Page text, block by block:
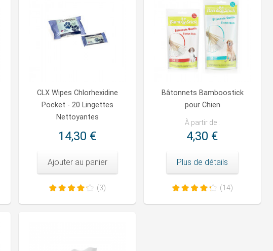
CLX Wipes Chlorhexidine
Pocket - 20 Lingettes
Nettoyantes
14,30 €
Ajouter au panier
(3)
Bâtonnets Bamboostick
pour Chien
À partir de :
4,30 €
Plus de détails
(14)